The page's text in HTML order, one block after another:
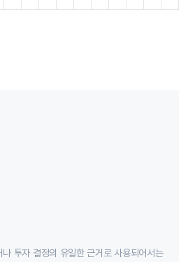
투자 결정의 유일한 근거로 사용되어서는